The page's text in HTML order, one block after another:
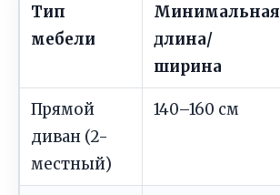
Тип
мебели
Минимальная
длина/
ширина
Прямой
диван (2-
местный)
140–160 см